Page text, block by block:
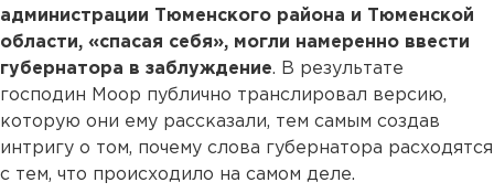
администрации Тюменского района и Тюменской
области, «спасая себя», могли намеренно ввести
губернатора в заблуждение. В результате
господин Моор публично транслировал версию,
которую они ему рассказали, тем самым создав
интригу о том, почему слова губернатора расходятся
с тем, что происходило на самом деле.